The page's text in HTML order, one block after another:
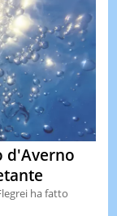
d'Averno
ha fatto